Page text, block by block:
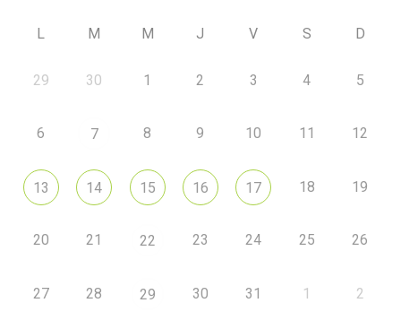
L M M J V S D
29 30 1 2 3 4 5
6 7 8 9 10 11 12
13 14 15 16 17 18 19
20 21 22 23 24 25 26
27 28 29 30 31 1 2